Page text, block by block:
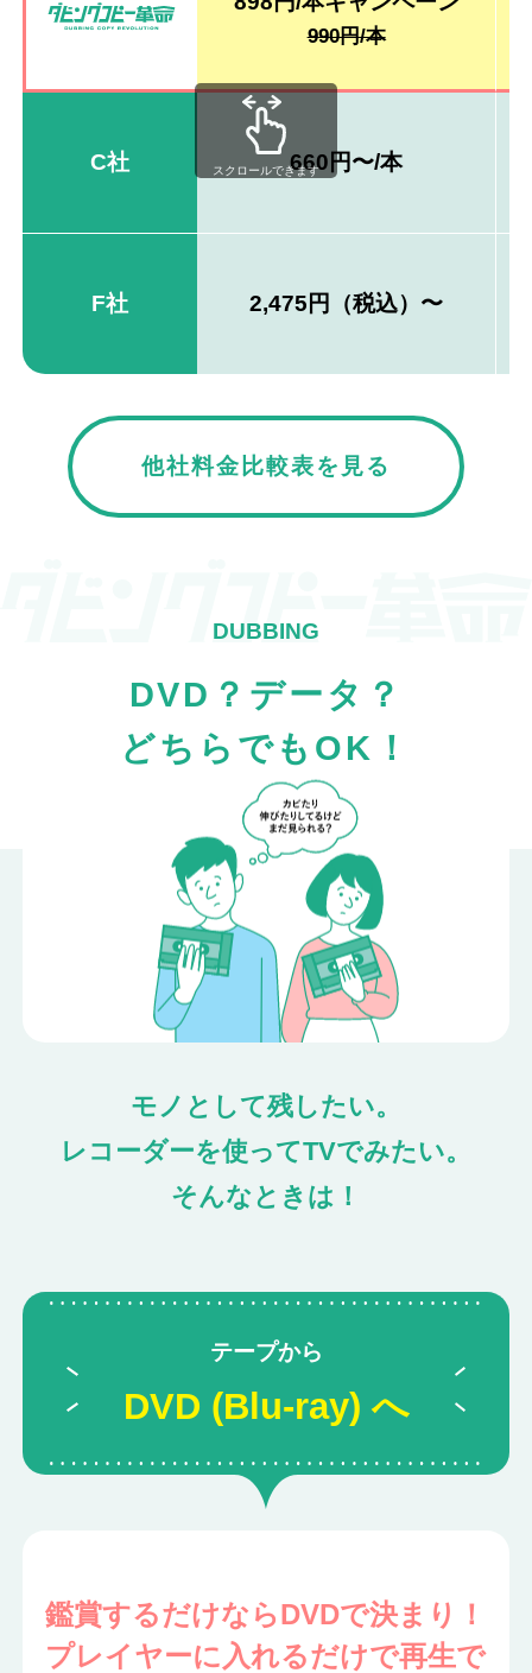
990円/本
C社 660円〜/本
F社 2,475円（税込）〜
スクロールできます
他社料金比較表を見る
DVD？データ？
どちらでもOK！
モノとして残したい。
レコーダーを使ってTVでみたい。
そんなときは！
テープから
DVD (Blu-ray) へ
鑑賞するだけならDVDで決まり！
プレイヤーに入れるだけで再生で